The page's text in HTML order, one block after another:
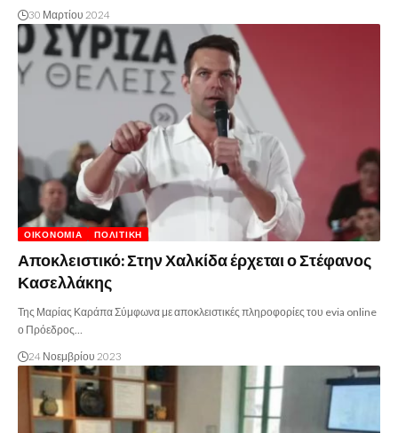
30 Μαρτίου 2024
ΟΙΚΟΝΟΜΊΑ ΠΟΛΙΤΙΚΉ
Αποκλειστικό: Στην Χαλκίδα έρχεται ο Στέφανος
Κασελλάκης
Της Μαρίας Καράπα Σύμφωνα με αποκλειστικές πληροφορίες του evia online
ο Πρόεδρος…
24 Νοεμβρίου 2023